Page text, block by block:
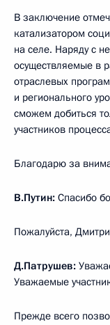
В заключение
катализатором
на селе. Наряду с
осуществляемые в
отраслевых
и регионального
сможем добиться
участников
Благодарю за
В.Путин: Спасибо
Пожалуйста,
Д.Патрушев:
Уважаемые
Прежде всего